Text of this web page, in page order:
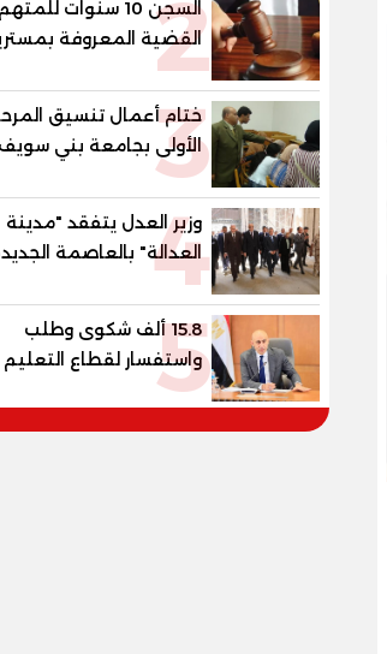
2
السجن 10 سنوات
القضية المعروفة
البيض
3
ختام أعمال تنسيق
الأولى بجامعة بني
1148 طالبًا وطالبة سجلوا
رغباتهم
4
وزير العدل يتفقد "مدينة
العدالة" بالعاصمة
وبرفقته رئيسا هيئة قضايا
الدولة وهيئة النيابة
515.8 ألف شكوى وطلب
واستفسار لقطاع التعليم
يوليو.. استجابة فعالة